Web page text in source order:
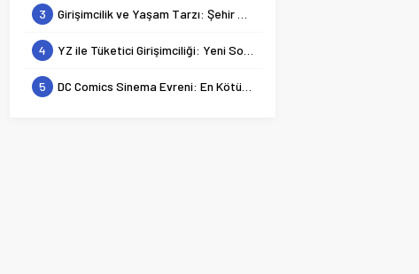
3 Girişimcilik ve Yaşam Tarzı: Şehir Değişiminin Nedenleri ve Etkileri
4 YZ ile Tüketici Girişimciliği: Yeni Sosyal Bağlantılar
5 DC Comics Sinema Evreni: En Kötülerden En İyilerine Bir Bakış